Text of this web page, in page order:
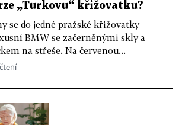
„Turkovu“ křižovatku?
se do jedné pražské křižovatky
BMW se začerněnými skly a
na střeše. Na červenou...